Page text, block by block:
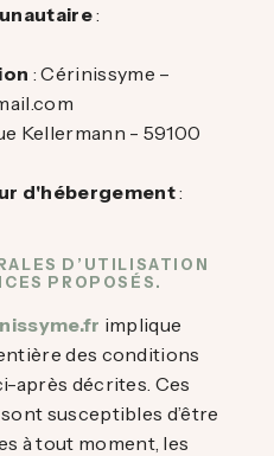
:
: Cérinissyme –
Kellermann - 59100
d'hébergement:
D’UTILISATION
PROPOSÉS.
implique
des conditions
après décrites. Ces
susceptibles d’être
à tout moment, les